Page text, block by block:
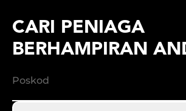
CARI PENIAGA
BERHAMPIRAN